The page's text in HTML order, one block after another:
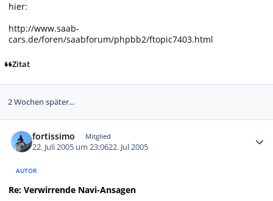
hier:
http://www.saab-
cars.de/foren/saabforum/phpbb2/ftopic7403.html
Zitat
2 Wochen später...
fortissimo Mitglied
22. Juli 2005 um 23:0622. Jul 2005
AUTOR
Re: Verwirrende Navi-Ansagen